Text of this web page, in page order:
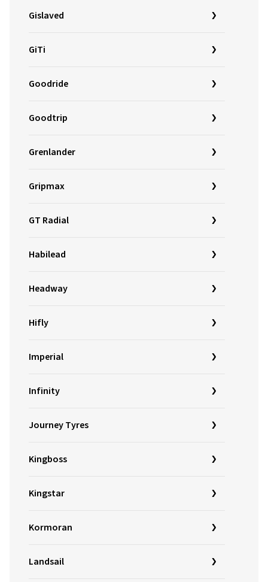
Gislaved
GiTi
Goodride
Goodtrip
Grenlander
Gripmax
GT Radial
Habilead
Headway
Hifly
Imperial
Infinity
Journey Tyres
Kingboss
Kingstar
Kormoran
Landsail